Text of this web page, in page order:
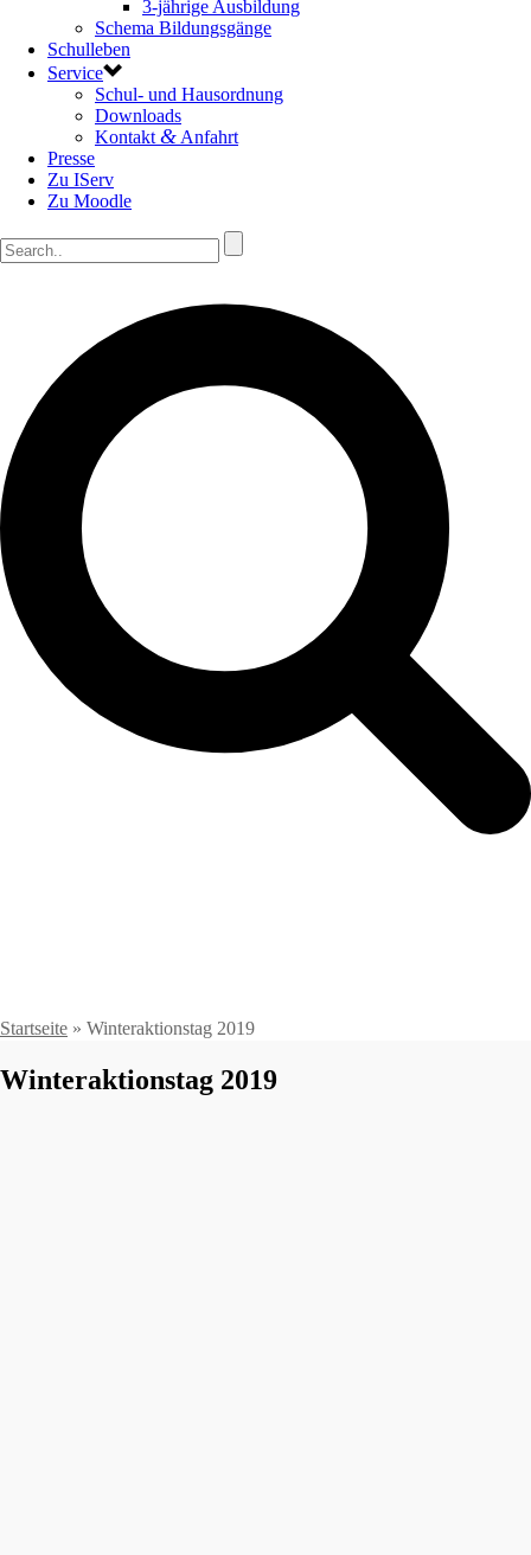
3-jährige Ausbildung
Schema Bildungsgänge
Schulleben
Service
Schul- und Hausordnung
Downloads
Kontakt & Anfahrt
Presse
Zu IServ
Zu Moodle
Startseite » Winteraktionstag 2019
Winteraktionstag 2019